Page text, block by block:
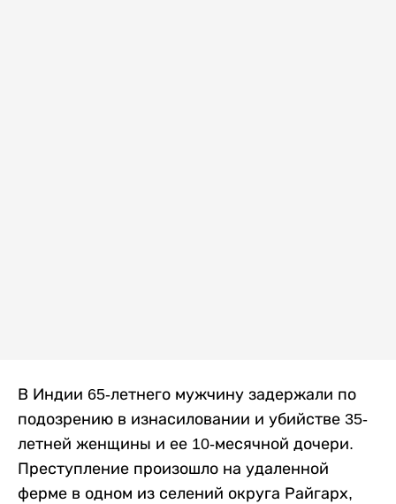
В Индии 65-летнего мужчину задержали по
подозрению в изнасиловании и убийстве 35-
летней женщины и ее 10-месячной дочери.
Преступление произошло на удаленной
ферме в одном из селений округа Райгарх,